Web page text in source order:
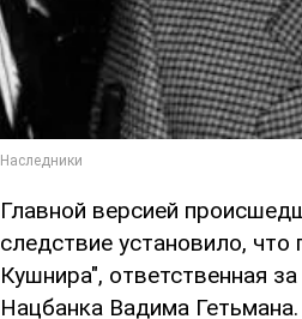
Главной версией
следствие установило,
Кушнира", ответственная
Нацбанка Вадима